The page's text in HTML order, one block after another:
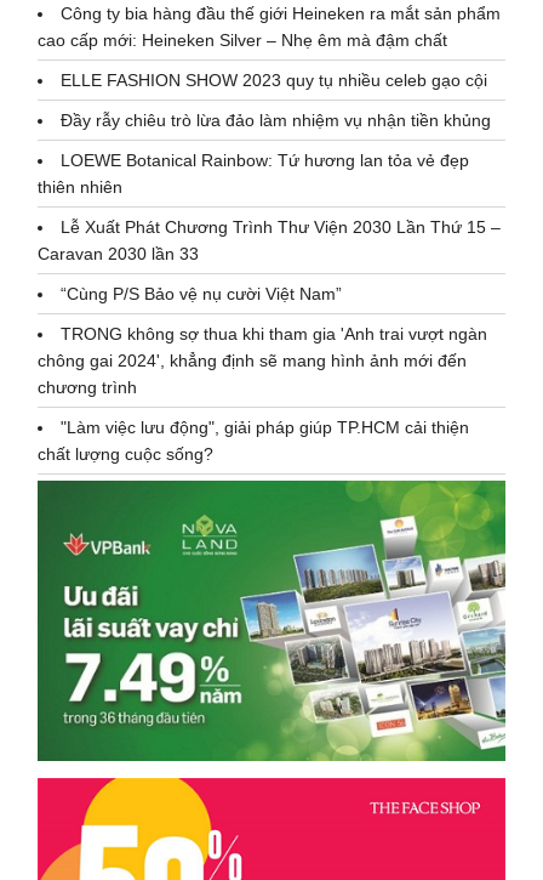
Công ty bia hàng đầu thế giới Heineken ra mắt sản phẩm
cao cấp mới: Heineken Silver – Nhẹ êm mà đậm chất
ELLE FASHION SHOW 2023 quy tụ nhiều celeb gạo cội
Đầy rẫy chiêu trò lừa đảo làm nhiệm vụ nhận tiền khủng
LOEWE Botanical Rainbow: Tứ hương lan tỏa vẻ đẹp
thiên nhiên
Lễ Xuất Phát Chương Trình Thư Viện 2030 Lần Thứ 15 –
Caravan 2030 lần 33
“Cùng P/S Bảo vệ nụ cười Việt Nam”
TRONG không sợ thua khi tham gia 'Anh trai vượt ngàn
chông gai 2024', khẳng định sẽ mang hình ảnh mới đến
chương trình
"Làm việc lưu động", giải pháp giúp TP.HCM cải thiện
chất lượng cuộc sống?